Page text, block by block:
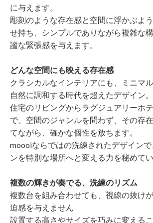
に与えます。
彫刻のような存在感と空間に浮かぶよ
せ持ち、シンプルでありながら複雑な
謐な緊張感を与えます。
どんな空間にも映える存在感
クラシカルなインテリアにも、ミニマ
自然に調和する時代を超えたデザイン。
住宅のリビングからラグジュアリーホ
で、空間のジャンルを問わず、その存
てながら、確かな個性を放ちます。
moooiならではの洗練されたデザイン
ンを特別な場所へと変える力を秘めてい
複数の輝きが奏でる、洗練のリズム
複数台を組み合わせても、視線の抜け
迫感を与えません
設置する高さやサイズを巧みに変える